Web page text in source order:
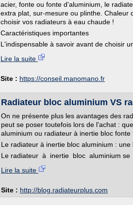
acier, fonte ou fonte d'aluminium, le
extra plat, sur-mesure ou plinthe. Chaleur
choisir vos radiateurs à eau chaude !
Caractéristiques importantes
L'indispensable à savoir avant de choisir
Lire la suite
Site : https://conseil.manomano.fr
Radiateur bloc aluminium VS
On ne présente plus les avantages des
peut se poser toutefois lors de l'achat :
aluminium ou radiateur à inertie bloc fonte
Le radiateur à inertie bloc aluminium :
Le radiateur à inertie bloc aluminium se
Lire la suite
Site : http://blog.radiateurplus.com